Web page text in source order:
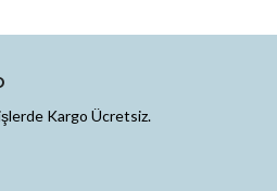
Kargo Ücretsiz.